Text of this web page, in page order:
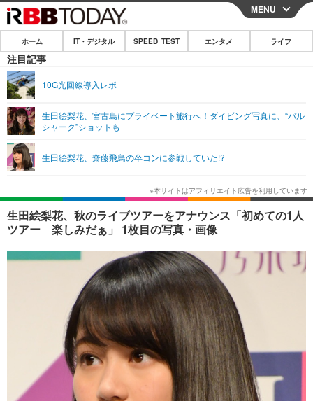
CLOSE
ホーム
IT・デジタル
ネタ
ショッピング その他
SPEED TEST
エンタメ
エンタメTOP 映画・ドラマ
韓国・芸能
音楽 スポーツ
ショッピング その他
ライフ
ライフTOP グルメ
ペット ショッピング
その他
リリース一覧
プッシュ通知の停止方法
MENU
ホーム IT・デジタル SPEED TEST エンタメ ライフ
注目記事
10G光回線導入レポ
生田絵梨花、宮古島にプライベート旅行へ！ダイビング写真に、“バル
シャーク”ショットも
生田絵梨花、齋藤飛鳥の卒コンに参戦していた!?
生田絵梨花、秋のライブツアーをアナウンス「初めての1人
ツアー 楽しみだぁ」 1枚目の写真・画像